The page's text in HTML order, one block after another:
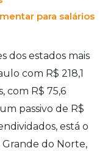
para salários
dos estados mais
com R$ 218,1
com R$ 75,6
passivo de R$
está o
Grande do Norte,